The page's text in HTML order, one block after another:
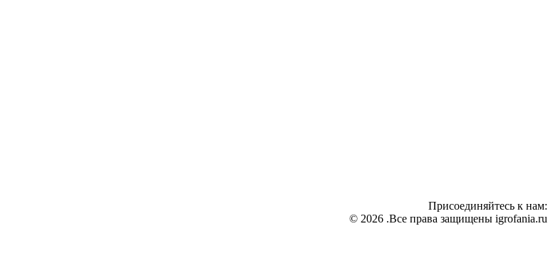
Присоединяйтесь к нам:
© 2026 .Все права защищены igrofania.ru